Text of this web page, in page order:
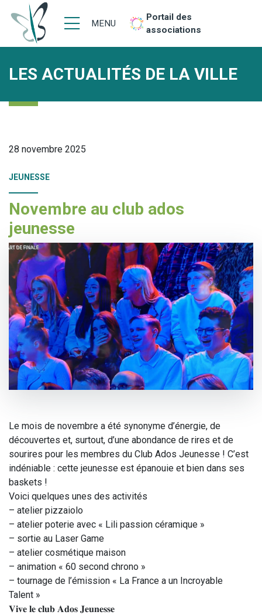
MENU
Portail des
associations
LES ACTUALITÉS DE LA VILLE
28 novembre 2025
JEUNESSE
Novembre au club ados
jeunesse
Le mois de novembre a été synonyme d’énergie, de
découvertes et, surtout, d’une abondance de rires et de
sourires pour les membres du Club Ados Jeunesse ! C’est
indéniable : cette jeunesse est épanouie et bien dans ses
baskets !
Voici quelques unes des activités
– atelier pizzaiolo
– atelier poterie avec « Lili passion céramique »
– sortie au Laser Game
– atelier cosmétique maison
– animation « 60 second chrono »
– tournage de l’émission « La France a un Incroyable
Talent »
𝐕𝐢𝐯𝐞 𝐥𝐞 𝐜𝐥𝐮𝐛 𝐀𝐝𝐨𝐬 𝐉𝐞𝐮𝐧𝐞𝐬𝐬𝐞